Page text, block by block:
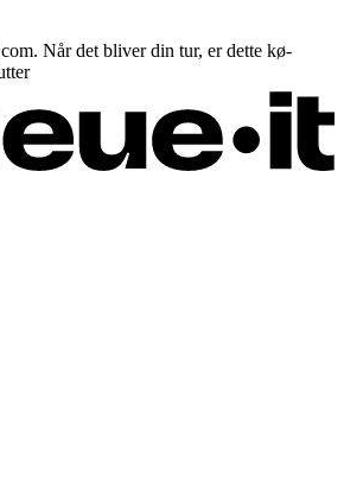
Når det bliver din tur, er dette kø-